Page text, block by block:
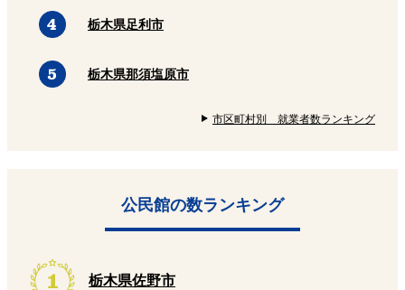
栃木県足利市
栃木県那須塩原市
市区町村別 就業者数ランキング
公民館の数ランキング
栃木県佐野市